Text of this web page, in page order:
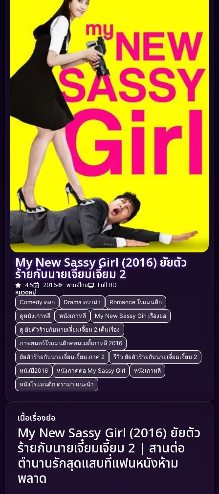
My New Sassy Girl (2016) ยัยตัว
ร้ายกับนายเจี๋ยมเจี้ยม 2
4.5 2016 พากย์ไทย
Full HD
หมวดหมู่
Comedy ตลก Drama ดราม่า
Romance โรแมนติก
ดูหนังเกาหลี
หนังเกาหลี
My New Sassy Girl เรื่องย่อ
ดู ยัยตัวร้ายกับนายเจี๋ยมเจี้ยม 2 เต็มเรื่อง
ภาพยนตร์โรแมนติกคอมเมดี้เกาหลี 2016
ยัยตัวร้ายกับนายเจี๋ยมเจี้ยม ภาค 2
รีวิว ยัยตัวร้ายกับนายเจี๋ยมเจี้ยม 2
หนังปี2016
หนังภาคต่อ My Sassy Girl
หนังเกาหลี
หนังโรแมนติก ดราม่า แนะนำ
เนื้อเรื่องย่อ
My New Sassy Girl (2016) ยัยตัว
ร้ายกับนายเจี๋ยมเจี้ยม 2 | สานต่อ
ตำนานรักสุดแสบที่แฟนหนังห้าม
พลาด